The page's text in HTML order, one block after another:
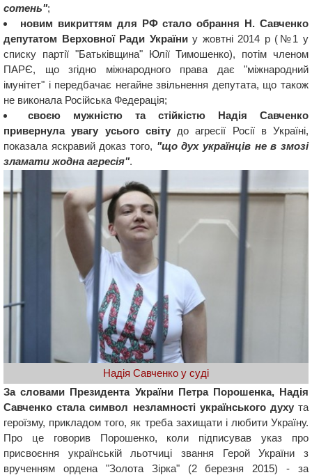
сотень";
новим викриттям для РФ стало обрання Н. Савченко
депутатом Верховної Ради Україниу жовтні 2014 р (№1 у
списку партії "Батьківщина" Юлії Тимошенко), потім членом
ПАРЄ, що згідно міжнародного права дає "міжнародний
імунітет" і передбачає негайне звільнення депутата, що також
не виконала Російська Федерація;
своєю мужністю та стійкістю Надія Савченко
привернула увагу усього світудо агресії Росії в Україні,
показала яскравий доказ того, "що дух українців не в змозі
зламати жодна агресія".
Надія Савченко у суді
За словами Президента України Петра Порошенка, Надія
Савченко стала символ незламності українського духута
героїзму, прикладом того, як треба захищати і любити Україну.
Про це говорив Порошенко, коли підписував указ про
присвоєння українській льотчиці звання Герой України з
врученням ордена "Золота Зірка" (2 березня 2015) - за